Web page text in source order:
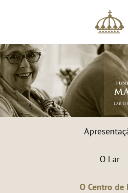
O Lar
O Centro de